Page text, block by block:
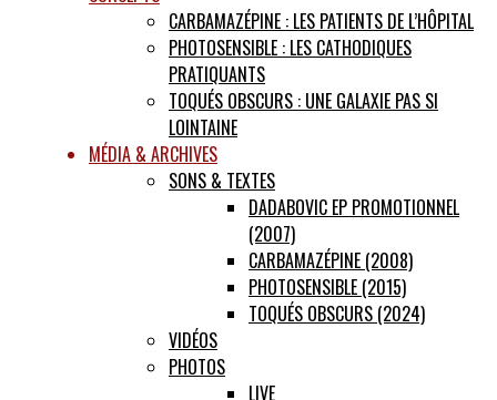
CARBAMAZÉPINE : LES PATIENTS DE L’HÔPITAL
PHOTOSENSIBLE : LES CATHODIQUES
PRATIQUANTS
TOQUÉS OBSCURS : UNE GALAXIE PAS SI
LOINTAINE
MÉDIA & ARCHIVES
SONS & TEXTES
DADABOVIC EP PROMOTIONNEL
(2007)
CARBAMAZÉPINE (2008)
PHOTOSENSIBLE (2015)
TOQUÉS OBSCURS (2024)
VIDÉOS
PHOTOS
LIVE